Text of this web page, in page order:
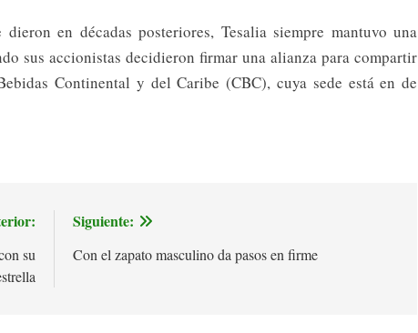
en décadas posteriores, Tesalia siempre mantuvo una
sus accionistas decidieron firmar una alianza para compartir
Continental y del Caribe (CBC), cuya sede está en de
su
Siguiente:
Con el zapato masculino da pasos en firme